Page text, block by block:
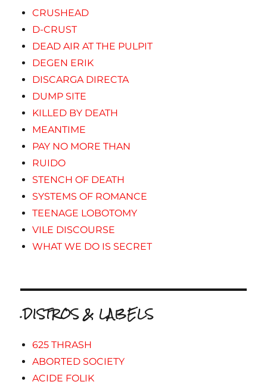
CRUSHEAD
D-CRUST
DEAD AIR AT THE PULPIT
DEGEN ERIK
DISCARGA DIRECTA
DUMP SITE
KILLED BY DEATH
MEANTIME
PAY NO MORE THAN
RUIDO
STENCH OF DEATH
SYSTEMS OF ROMANCE
TEENAGE LOBOTOMY
VILE DISCOURSE
WHAT WE DO IS SECRET
.DISTROS & LABELS
625 THRASH
ABORTED SOCIETY
ACIDE FOLIK